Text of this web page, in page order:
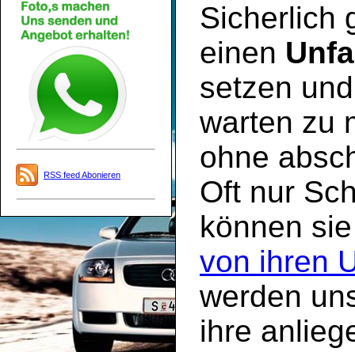
RSS feed Abonieren
Sicherlich
einen
setzen
warten zu
ohne
Oft nur
können
von ihren
werden
ihre